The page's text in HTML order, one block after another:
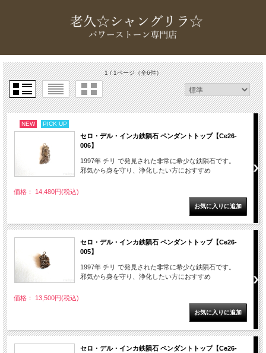
1 / 1ページ（全6件）
NEW PICK UP
セロ・デル・インカ鉄隕石 ペンダントトップ【Ce26-
006】
1997年 チリ で発見された非常に希少な鉄隕石です。
邪気から身を守り、浄化したい方におすすめ
価格： 14,480円(税込)
セロ・デル・インカ鉄隕石 ペンダントトップ【Ce26-
005】
1997年 チリ で発見された非常に希少な鉄隕石です。
邪気から身を守り、浄化したい方におすすめ
価格： 13,500円(税込)
セロ・デル・インカ鉄隕石 ペンダントトップ【Ce26-